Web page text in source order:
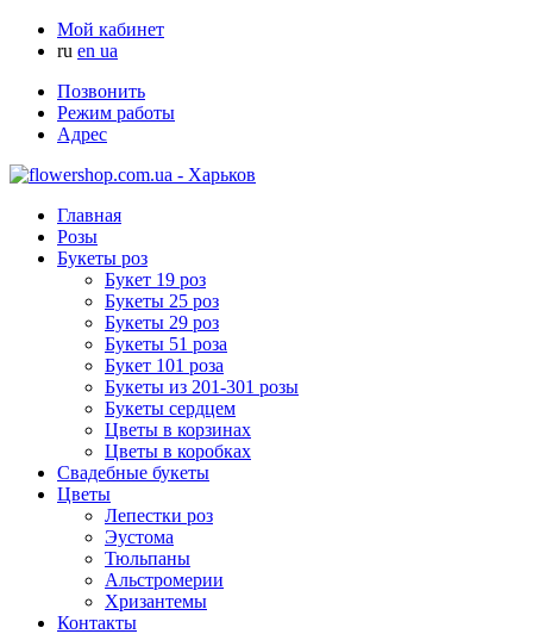
Мой кабинет
ru en ua
Позвонить
Режим работы
Адрес
Главная
Розы
Букеты роз
Букет 19 роз
Букеты 25 роз
Букеты 29 роз
Букеты 51 роза
Букет 101 роза
Букеты из 201-301 розы
Букеты сердцем
Цветы в корзинах
Цветы в коробках
Свадебные букеты
Цветы
Лепестки роз
Эустома
Тюльпаны
Альстромерии
Хризантемы
Контакты